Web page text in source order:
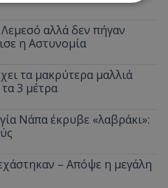
αλλά δεν πήγαν
η Αστυνομία
τα μακρύτερα μαλλιά
3 μέτρα
Νάπα έκρυβε «λαβράκι»:
– Απόψε η μεγάλη
Απόδοσης
Λειτουργικότητας
cookies επιτρέπουν
διαχείριση λογαριασμού.
να χρησιμοποιηθεί σωστά
cookies.
Προμηθευτής/ Πεδίο